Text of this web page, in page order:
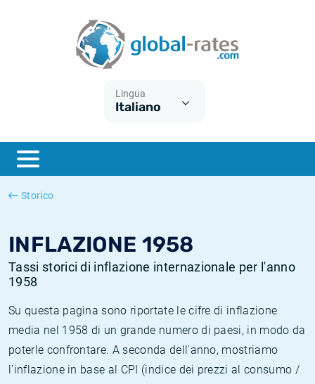
Lingua
Italiano
Storico
INFLAZIONE 1958
Tassi storici di inflazione internazionale per l'anno
1958
Su questa pagina sono riportate le cifre di inflazione
media nel 1958 di un grande numero di paesi, in modo da
poterle confrontare. A seconda dell'anno, mostriamo
l'inflazione in base al CPI (indice dei prezzi al consumo /
ESTER
SONIA
Cos'è l'inflazione CPI?
Cos'è l'inflazione HICP?
Inflazione Italia
Inflazione Stati Uniti
Tassi storici Euribor
Tassi storici di SONIA
Tassi storici di TONAR
Calcolatore dell’inflazione